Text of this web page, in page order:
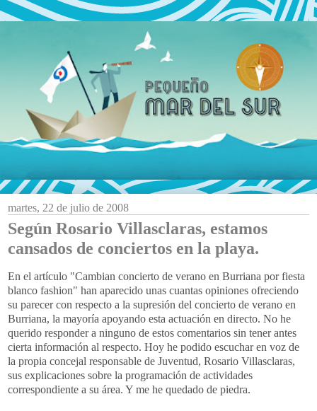
martes, 22 de julio de 2008
Según Rosario Villasclaras, estamos
cansados de conciertos en la playa.
En el artículo "Cambian concierto de verano en Burriana por fiesta
blanco fashion" han aparecido unas cuantas opiniones ofreciendo
su parecer con respecto a la supresión del concierto de verano en
Burriana, la mayoría apoyando esta actuación en directo. No he
querido responder a ninguno de estos comentarios sin tener antes
cierta información al respecto. Hoy he podido escuchar en voz de
la propia concejal responsable de Juventud, Rosario Villasclaras,
sus explicaciones sobre la programación de actividades
correspondiente a su área. Y me he quedado de piedra.